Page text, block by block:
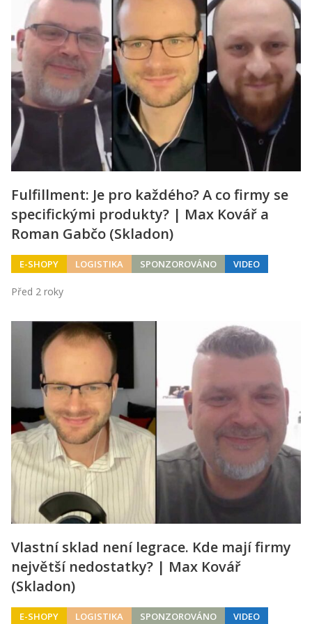
Fulfillment: Je pro každého? A co firmy se
specifickými produkty? | Max Kovář a
Roman Gabčo (Skladon)
E-SHOPY LOGISTIKA SPONZOROVÁNO VIDEO
Před 2 roky
Vlastní sklad není legrace. Kde mají firmy
největší nedostatky? | Max Kovář
(Skladon)
E-SHOPY LOGISTIKA SPONZOROVÁNO VIDEO